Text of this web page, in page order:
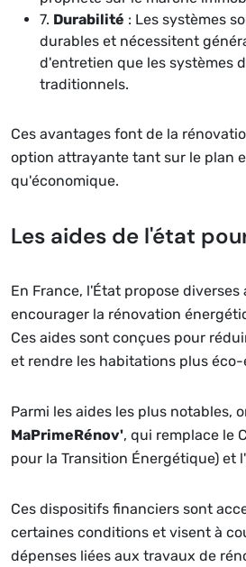
7. Durabilité : Les systèmes
durables et nécessitent
d'entretien que les systèmes
traditionnels.
Ces avantages font de la
option attrayante tant sur le plan
qu'économique.
Les aides de l'état
En France, l'État propose diverses
encourager la rénovation
Ces aides sont conçues pour
et rendre les habitations plus
Parmi les aides les plus notables,
MaPrimeRénov', qui remplace le
pour la Transition Énergétique) et
Ces dispositifs financiers sont
certaines conditions et visent à
dépenses liées aux travaux de